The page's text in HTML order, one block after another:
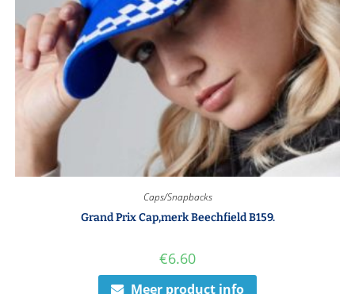
Caps/Snapbacks
Grand Prix Cap,merk Beechfield B159.
€6.60
Meer product info